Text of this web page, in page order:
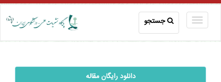
جستجو
دانلود رایگان مقاله